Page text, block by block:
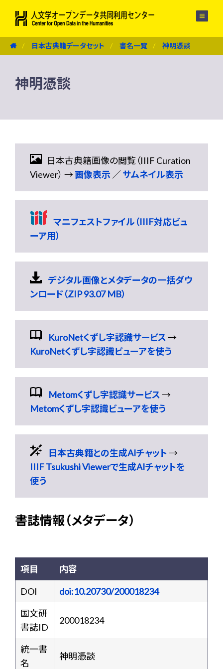
日本古典籍データセット 書名一覧 神明憑談
神明憑談
日本古典籍画像の閲覧（IIIF Curation
Viewer） →画像表示 ／サムネイル表示
マニフェストファイル（IIIF対応ビュ
ーア用）
デジタル画像とメタデータの一括ダウ
ンロード（ZIP 93.07 MB）
KuroNetくずし字認識サービス→
KuroNetくずし字認識ビューアを使う
Metomくずし字認識サービス→
Metomくずし字認識ビューアを使う
日本古典籍との生成AIチャット→
IIIF Tsukushi Viewerで生成AIチャットを
使う
書誌情報（メタデータ）
項目 内容
DOI
doi:10.20730/200018234
国文研
書誌ID
200018234
統一書
名
神明憑談